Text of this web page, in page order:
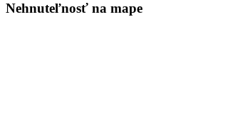
Nehnuteľnosť na mape